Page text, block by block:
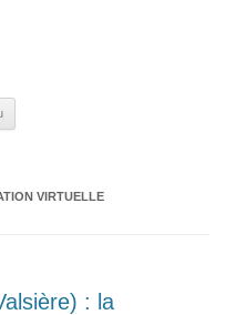
VIRTUELLE
: la